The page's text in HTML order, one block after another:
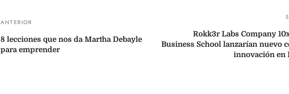
8 lecciones que nos da Martha Debayle
para emprender
Rokk3r Labs Company
Business School lanzarían nuevo
innovación en